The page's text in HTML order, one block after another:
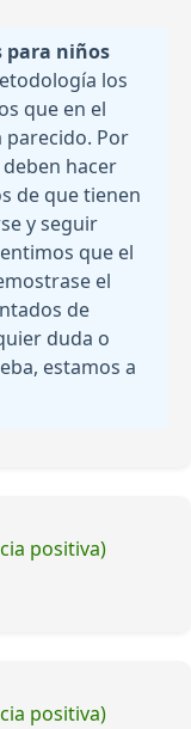
para niños
los
que en el
parecido. Por
hacer
de que tienen
y seguir
que el
el
de
duda o
estamos a
positiva)
positiva)